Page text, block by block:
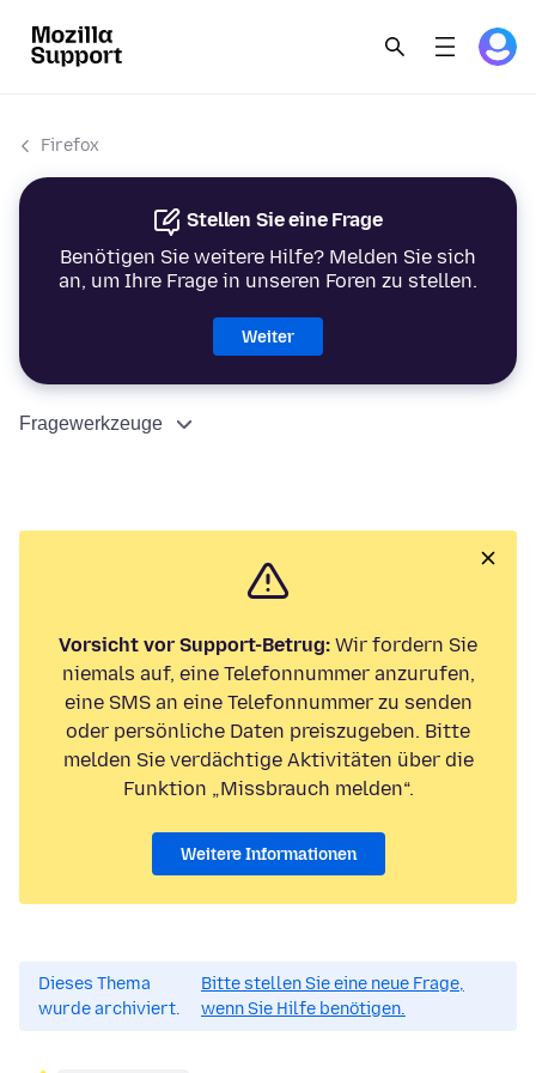
Firefox
Stellen Sie eine Frage
Benötigen Sie weitere Hilfe? Melden Sie sich
an, um Ihre Frage in unseren Foren zu stellen.
Weiter
Fragewerkzeuge
Vorsicht vor Support-Betrug: Wir fordern Sie
niemals auf, eine Telefonnummer anzurufen,
eine SMS an eine Telefonnummer zu senden
oder persönliche Daten preiszugeben. Bitte
melden Sie verdächtige Aktivitäten über die
Funktion „Missbrauch melden“.
Weitere Informationen
Dieses Thema
wurde archiviert.
Bitte stellen Sie eine neue Frage,
wenn Sie Hilfe benötigen.